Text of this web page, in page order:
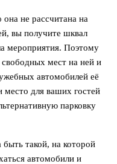
она не рассчитана на
вы получите шквал
мероприятия. Поэтому
свободных мест на ней и
автомобилей её
место для ваших гостей
парковку
такой, на которой
автомобили и